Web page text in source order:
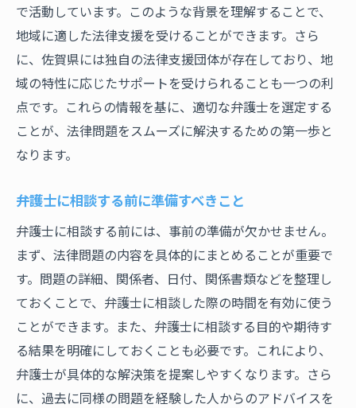
成功事例から学ぶ弁護士選び
失敗事例から得られる教訓
佐賀県での実例に基づいた知識
経験者の声を参考にする
実例分析で見えてくるポイント
ーション術
効果的なコミュニケーションの方法
弁護士との信頼関係の築き方
自分の意向を正確に伝える技術
誤解を防ぐための確認方法
弁護士のフィードバックを活用する
円滑なコミュニケーションのための心構え
佐賀県で理想の弁護士に出会うための実践的ア
で活動しています。このような背景を理解することで、
地域に適した法律支援を受けることができます。さら
に、佐賀県には独自の法律支援団体が存在しており、地
域の特性に応じたサポートを受けられることも一つの利
点です。これらの情報を基に、適切な弁護士を選定する
ことが、法律問題をスムーズに解決するための第一歩と
なります。
弁護士に相談する前に準備すべきこと
弁護士に相談する前には、事前の準備が欠かせません。
まず、法律問題の内容を具体的にまとめることが重要で
す。問題の詳細、関係者、日付、関係書類などを整理し
ておくことで、弁護士に相談した際の時間を有効に使う
ことができます。また、弁護士に相談する目的や期待す
る結果を明確にしておくことも必要です。これにより、
弁護士が具体的な解決策を提案しやすくなります。さら
に、過去に同様の問題を経験した人からのアドバイスを